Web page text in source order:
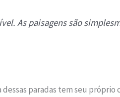
As paisagens são
paradas tem seu próprio